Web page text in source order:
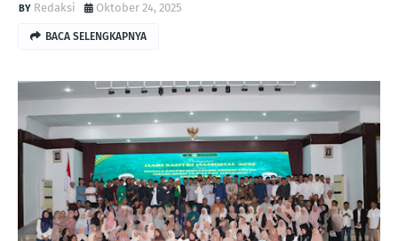
Redaksi
Oktober 24, 2025
BACA SELENGKAPNYA